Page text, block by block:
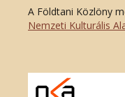
A Földtani Közlöny
Nemzeti Kulturális